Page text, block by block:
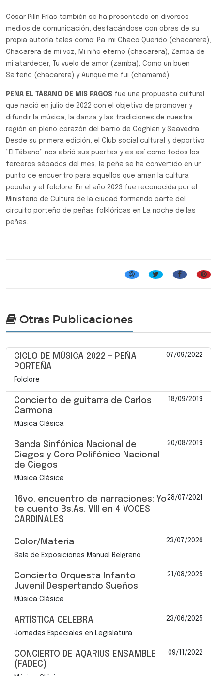
César Pilín Frías también se ha presentado en diversos
medios de comunicación, destacándose con obras de su
propia autoría tales como: Pa’ mi Chaco Querido (chacarera),
Chacarera de mi voz, Mi niño eterno (chacarera), Zamba de
mi atardecer, Tu vuelo de amor (zamba), Como un buen
Salteño (chacarera) y Aunque me fui (chamamé).
PEÑA EL TÁBANO DE MIS PAGOS fue una propuesta cultural
que nació en julio de 2022 con el objetivo de promover y
difundir la música, la danza y las tradiciones de nuestra
región en pleno corazón del barrio de Coghlan y Saavedra.
Desde su primera edición, el Club social cultural y deportivo
“El Tábano” nos abrió sus puertas y es así como todos los
terceros sábados del mes, la peña se ha convertido en un
punto de encuentro para aquellos que aman la cultura
popular y el folclore. En el año 2023 fue reconocida por el
Ministerio de Cultura de la ciudad formando parte del
circuito porteño de peñas folklóricas en La noche de las
peñas.
Otras Publicaciones
CICLO DE MÚSICA 2022 – PEÑA
PORTEÑA
07/09/2022
Folclore
Concierto de guitarra de Carlos
Carmona
18/09/2019
Música Clásica
Banda Sinfónica Nacional de
Ciegos y Coro Polifónico Nacional
de Ciegos
20/08/2019
Música Clásica
16vo. encuentro de narraciones: Yo
te cuento Bs.As. VIII en 4 VOCES
CARDINALES
28/07/2021
Color/Materia 23/07/2026
Sala de Exposiciones Manuel Belgrano
Concierto Orquesta Infanto
Juvenil Despertando Sueños
21/08/2025
Música Clásica
ARTÍSTICA CELEBRA 23/06/2025
Jornadas Especiales en Legislatura
CONCIERTO DE AQARIUS ENSAMBLE
(FADEC)
09/11/2022